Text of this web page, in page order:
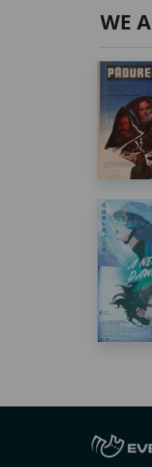
WE